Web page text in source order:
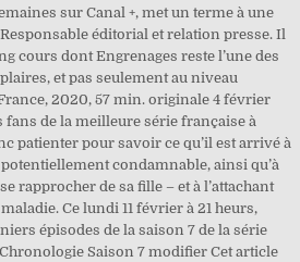
sur Canal +, met un terme à une
éditorial et relation presse. Il
cours dont Engrenages reste l’une des
et pas seulement au niveau
2020, 57 min. originale 4 février
fans de la meilleure série française à
patienter pour savoir ce qu’il est arrivé à
condamnable, ainsi qu’à
rapprocher de sa fille – et à l’attachant
Ce lundi 11 février à 21 heurs,
épisodes de la saison 7 de la série
Saison 7 modifier Cet article